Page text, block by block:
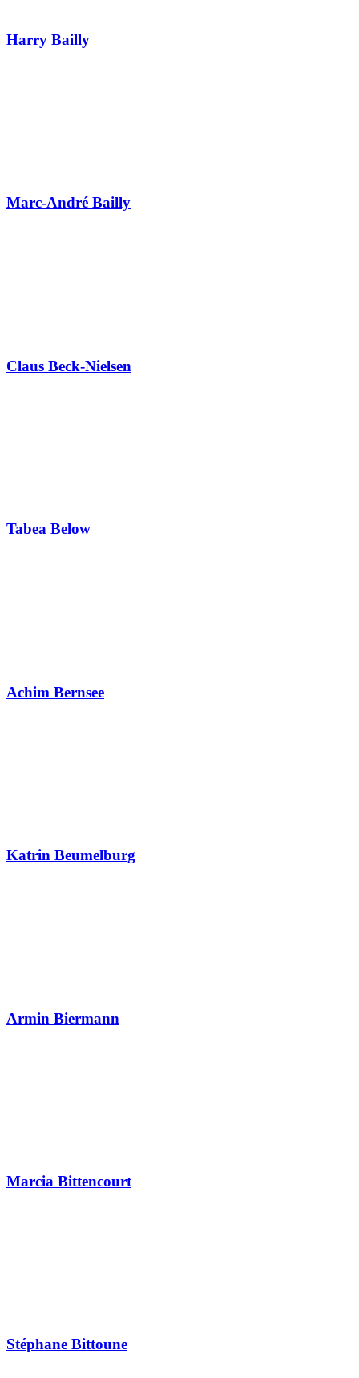
Harry Bailly
Marc-André Bailly
Claus Beck-Nielsen
Tabea Below
Achim Bernsee
Katrin Beumelburg
Armin Biermann
Marcia Bittencourt
Stéphane Bittoune